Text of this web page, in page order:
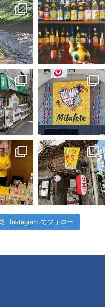
Instagram でフォロー